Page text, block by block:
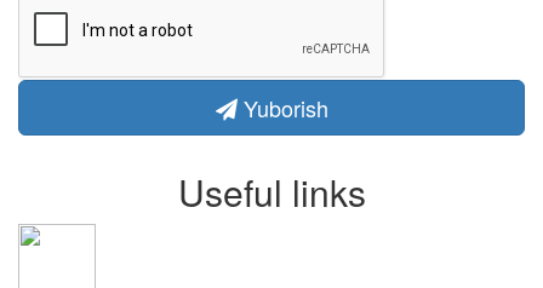
Yuborish
Useful links